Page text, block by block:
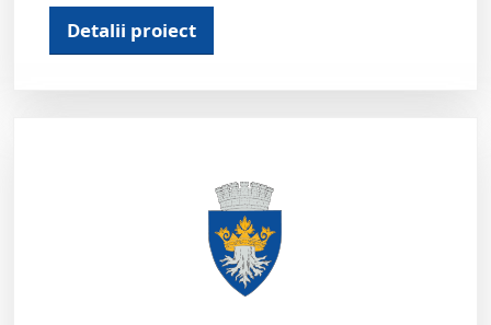
Detalii proiect